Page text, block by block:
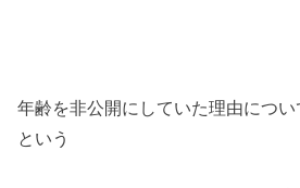
年齢を非公開にしていた理由につい
という